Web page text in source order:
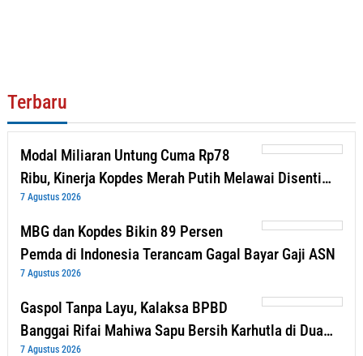
Terbaru
Modal Miliaran Untung Cuma Rp78
Ribu, Kinerja Kopdes Merah Putih Melawai Disenti…
7 Agustus 2026
MBG dan Kopdes Bikin 89 Persen
Pemda di Indonesia Terancam Gagal Bayar Gaji ASN
7 Agustus 2026
Gaspol Tanpa Layu, Kalaksa BPBD
Banggai Rifai Mahiwa Sapu Bersih Karhutla di Dua…
7 Agustus 2026